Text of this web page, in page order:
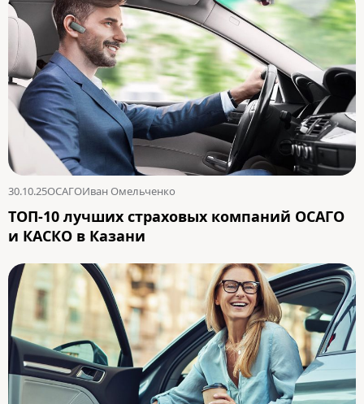
30.10.25ОСАГОИван Омельченко
ТОП-10 лучших страховых компаний ОСАГО
и КАСКО в Казани